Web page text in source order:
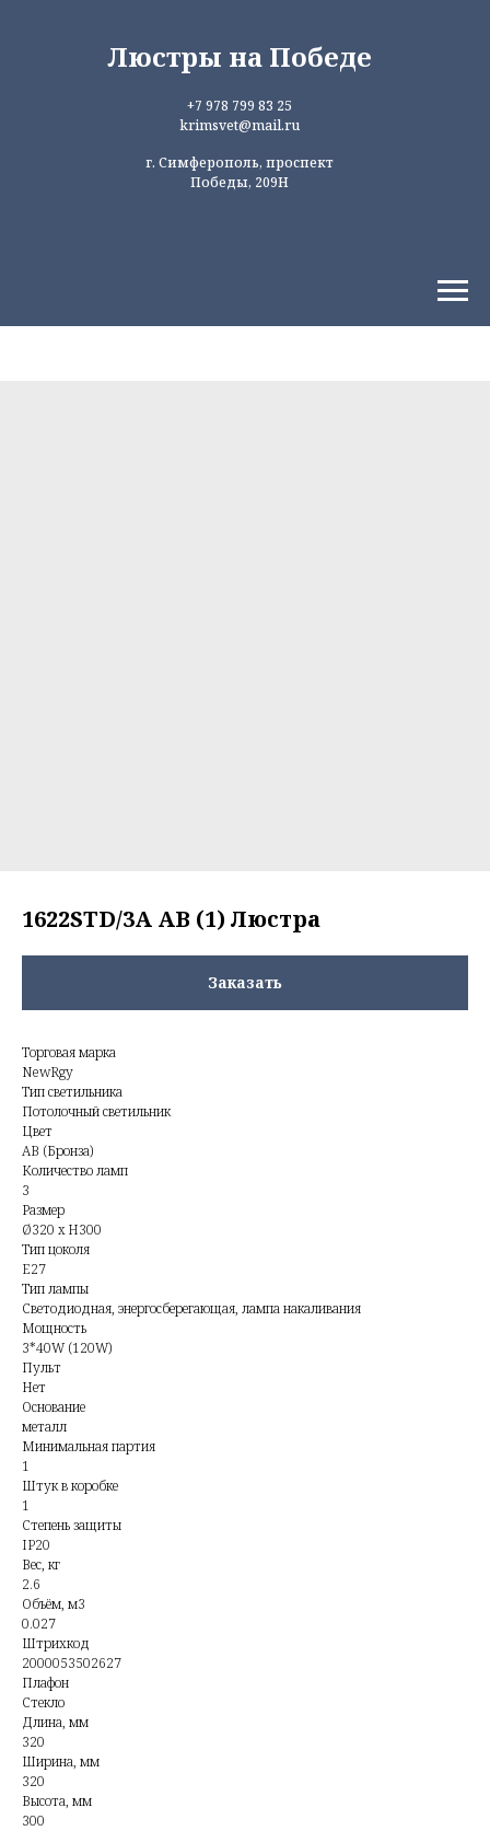
Люстры на Победе
+7 978 799 83 25
krimsvet@mail.ru
г. Симферополь, проспект
Победы, 209Н
1622STD/3A AB (1) Люстра
Заказать
Торговая марка
NewRgy
Тип светильника
Потолочный светильник
Цвет
AB (Бронза)
Количество ламп
3
Размер
Ø320 x H300
Тип цоколя
E27
Тип лампы
Светодиодная, энергосберегающая, лампа накаливания
Мощность
3*40W (120W)
Пульт
Нет
Основание
металл
Минимальная партия
1
Штук в коробке
1
Степень защиты
IP20
Вес, кг
2.6
Объём, м3
0.027
Штрихкод
2000053502627
Плафон
Стекло
Длина, мм
320
Ширина, мм
320
Высота, мм
300